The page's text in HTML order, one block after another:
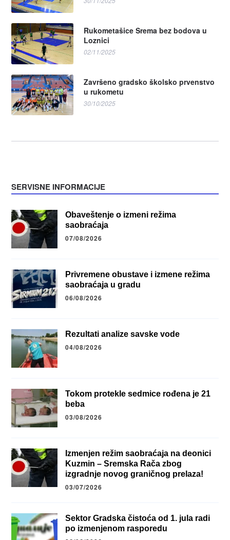
Rukometašice Srema bez bodova u
Loznici
02/11/2025
Završeno gradsko školsko prvenstvo
u rukometu
30/10/2025
SERVISNE INFORMACIJE
Obaveštenje o izmeni režima
saobraćaja
07/08/2026
Privremene obustave i izmene režima
saobraćaja u gradu
06/08/2026
Rezultati analize savske vode
04/08/2026
Tokom protekle sedmice rođena je 21
beba
03/08/2026
Izmenjen režim saobraćaja na deonici
Kuzmin – Sremska Rača zbog
izgradnje novog graničnog prelaza!
03/07/2026
Sektor Gradska čistoća od 1. jula radi
po izmenjenom rasporedu